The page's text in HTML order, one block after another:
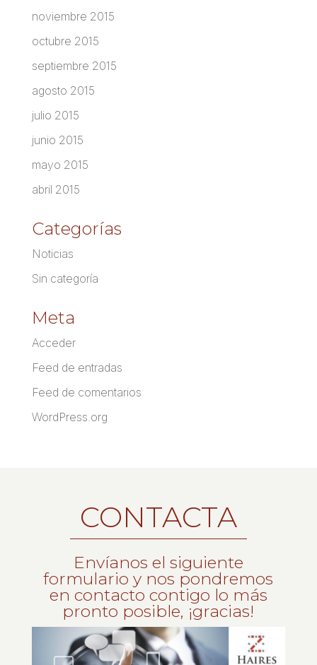
noviembre 2015
octubre 2015
septiembre 2015
agosto 2015
julio 2015
junio 2015
mayo 2015
abril 2015
Categorías
Noticias
Sin categoría
Meta
Acceder
Feed de entradas
Feed de comentarios
WordPress.org
CONTACTA
Envíanos el siguiente
formulario y nos pondremos
en contacto contigo lo más
pronto posible, ¡gracias!